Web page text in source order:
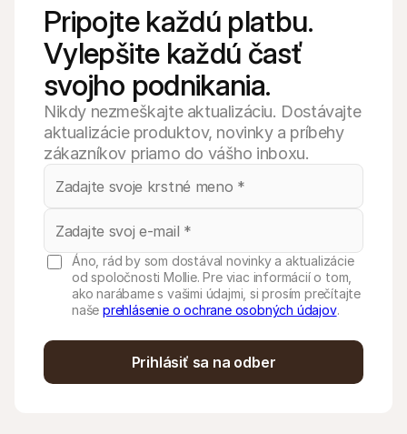
Pripojte každú platbu.
Vylepšite každú časť
svojho podnikania.
Nikdy nezmeškajte aktualizáciu. Dostávajte
aktualizácie produktov, novinky a príbehy
zákazníkov priamo do vášho inboxu.
Áno, rád by som dostával novinky a aktualizácie
od spoločnosti Mollie. Pre viac informácií o tom,
ako narábame s vašimi údajmi, si prosím prečítajte
naše prehlásenie o ochrane osobných údajov.
Prihlásiť sa na odber